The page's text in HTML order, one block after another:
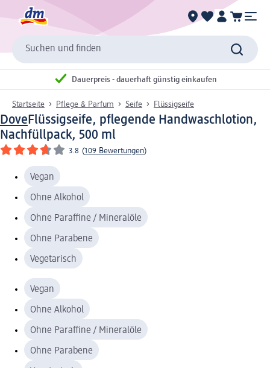
Suchen und finden
Dauerpreis - dauerhaft günstig einkaufen
Startseite Pflege & Parfum Seife Flüssigseife
DoveFlüssigseife, pflegende Handwaschlotion,
Nachfüllpack, 500 ml
3.8 (109 Bewertungen)
Vegan
Ohne Alkohol
Ohne Paraffine / Mineralöle
Ohne Parabene
Vegetarisch
Vegan
Ohne Alkohol
Ohne Paraffine / Mineralöle
Ohne Parabene